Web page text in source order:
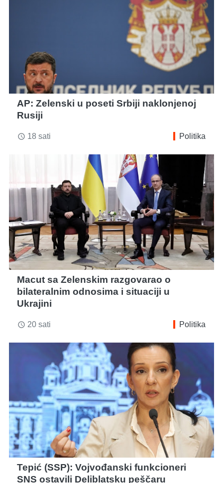
AP: Zelenski u poseti Srbiji naklonjenoj
Rusiji
access_time 18 sati Politika
Macut sa Zelenskim razgovarao o
bilateralnim odnosima i situaciji u
Ukrajini
access_time 20 sati Politika
Tepić (SSP): Vojvođanski funkcioneri
SNS ostavili Deliblatsku peščaru